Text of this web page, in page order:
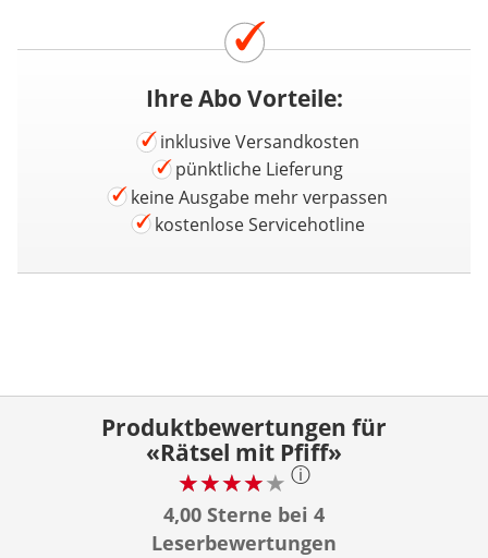
Ihre Abo Vorteile:
inklusive Versandkosten
pünktliche Lieferung
keine Ausgabe mehr verpassen
kostenlose Servicehotline
Produktbewertungen für
«Rätsel mit Pfiff»
ⓘ
4,00 Sterne bei 4
Leserbewertungen